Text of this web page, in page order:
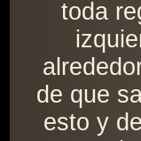
toda
de que
esto y